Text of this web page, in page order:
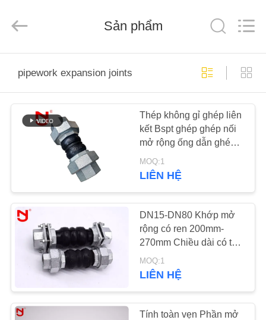
CÁC
SẢN
DẪN
VR
CHÚNG
TÔI
Shanghai
Songjiang
Reserved.
Sản phẩm
pipework expansion joints
Thép không gỉ ghép liên
kết Bspt ghép ghép nối
mở rộng ống dẫn ghép
mở rộng
MOQ:1
LIÊN HỆ
DN15-DN80 Khớp mở
rộng có ren 200mm-
270mm Chiều dài có thể
điều chỉnh Trọng lượng
nhẹ
MOQ:1
LIÊN HỆ
Tính toàn vẹn Phần mở